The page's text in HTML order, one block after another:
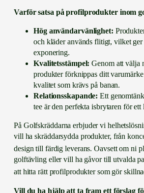
Varför satsa på profilprodukter inom
Hög användarvänlighet:
och kläder används flitigt, vilket
exponering.
Kvalitetsstämpel: Genom att välja
produkter förknippas ditt
kvalitet som krävs på banan.
Relationsskapande: Ett
tee är den perfekta isbrytaren för
På Golfskräddarna erbjuder vi
vill ha skräddarsydda produkter, från
design till färdig leverans. Oavsett om ni
golftävling eller vill ha gåvor till utvalda
att hitta rätt profilprodukter som gör
Vill du ha hjälp att ta fram ett förslag